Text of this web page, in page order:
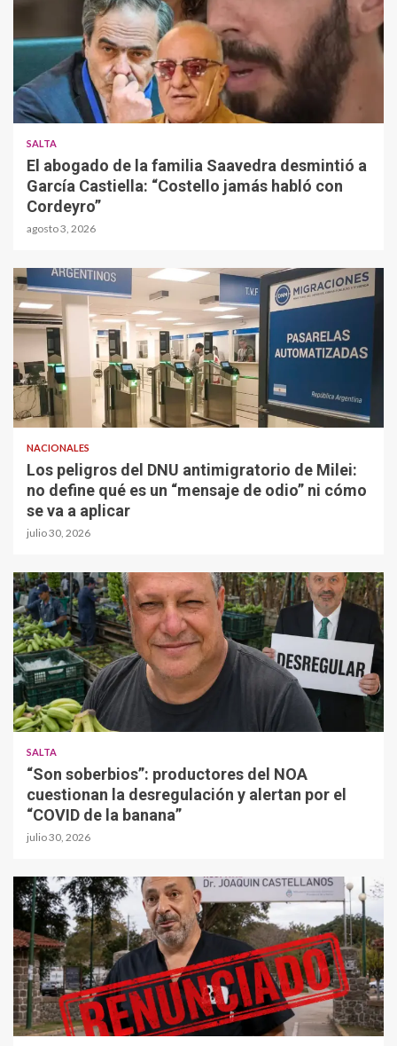
SALTA
El abogado de la familia Saavedra desmintió a
García Castiella: “Costello jamás habló con
Cordeyro”
agosto 3, 2026
NACIONALES
Los peligros del DNU antimigratorio de Milei:
no define qué es un “mensaje de odio” ni cómo
se va a aplicar
julio 30, 2026
SALTA
“Son soberbios”: productores del NOA
cuestionan la desregulación y alertan por el
“COVID de la banana”
julio 30, 2026